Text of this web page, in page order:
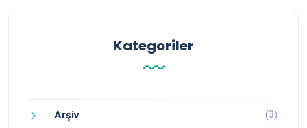
Kategoriler
Arşiv (3)